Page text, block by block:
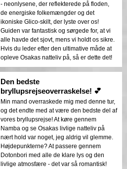
- neonlysene, der reflekterede på floden,
de energiske folkemængder og det
ikoniske Glico-skilt, der lyste over os!
Guiden var fantastisk og sørgede for, at vi
alle havde det sjovt, mens vi holdt os sikre.
Hvis du leder efter den ultimative måde at
opleve Osakas natteliv på, så er dette det!
Den bedste
bryllupsrejseoverraskelse! 💕
Min mand overraskede mig med denne tur,
og det endte med at være den bedste del af
vores bryllupsrejse! At køre gennem
Namba og se Osakas livlige natteliv på
nært hold var noget, jeg aldrig vil glemme.
Højdepunkterne? At passere gennem
Dotonbori med alle de klare lys og den
livlige atmosfære - det var så romantisk!